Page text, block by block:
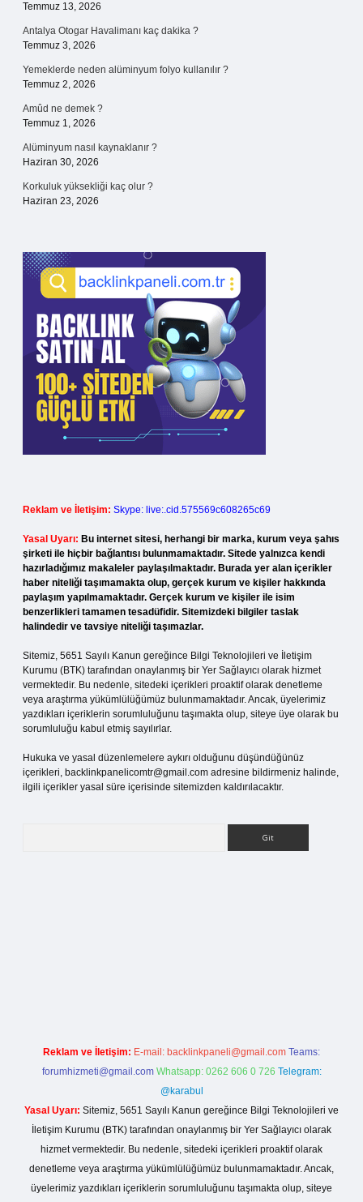
Temmuz 13, 2026
Antalya Otogar Havalimanı kaç dakika ?
Temmuz 3, 2026
Yemeklerde neden alüminyum folyo kullanılır ?
Temmuz 2, 2026
Amûd ne demek ?
Temmuz 1, 2026
Alüminyum nasıl kaynaklanır ?
Haziran 30, 2026
Korkuluk yüksekliği kaç olur ?
Haziran 23, 2026
Reklam ve İletişim: Skype: live:.cid.575569c608265c69
Yasal Uyarı: Bu internet sitesi, herhangi bir marka, kurum veya şahıs
şirketi ile hiçbir bağlantısı bulunmamaktadır. Sitede yalnızca kendi
hazırladığımız makaleler paylaşılmaktadır. Burada yer alan içerikler
haber niteliği taşımamakta olup, gerçek kurum ve kişiler hakkında
paylaşım yapılmamaktadır. Gerçek kurum ve kişiler ile isim
benzerlikleri tamamen tesadüfidir. Sitemizdeki bilgiler taslak
halindedir ve tavsiye niteliği taşımazlar.
Sitemiz, 5651 Sayılı Kanun gereğince Bilgi Teknolojileri ve İletişim
Kurumu (BTK) tarafından onaylanmış bir Yer Sağlayıcı olarak hizmet
vermektedir. Bu nedenle, sitedeki içerikleri proaktif olarak denetleme
veya araştırma yükümlülüğümüz bulunmamaktadır. Ancak, üyelerimiz
yazdıkları içeriklerin sorumluluğunu taşımakta olup, siteye üye olarak bu
sorumluluğu kabul etmiş sayılırlar.
Hukuka ve yasal düzenlemelere aykırı olduğunu düşündüğünüz
içerikleri, backlinkpanelicomtr@gmail.com adresine bildirmeniz halinde,
ilgili içerikler yasal süre içerisinde sitemizden kaldırılacaktır.
Reklam ve İletişim: E-mail: backlinkpaneli@gmail.com Teams:
forumhizmeti@gmail.com Whatsapp: 0262 606 0 726 Telegram:
@karabul
Yasal Uyarı: Sitemiz, 5651 Sayılı Kanun gereğince Bilgi Teknolojileri ve
İletişim Kurumu (BTK) tarafından onaylanmış bir Yer Sağlayıcı olarak
hizmet vermektedir. Bu nedenle, sitedeki içerikleri proaktif olarak
denetleme veya araştırma yükümlülüğümüz bulunmamaktadır. Ancak,
üyelerimiz yazdıkları içeriklerin sorumluluğunu taşımakta olup, siteye